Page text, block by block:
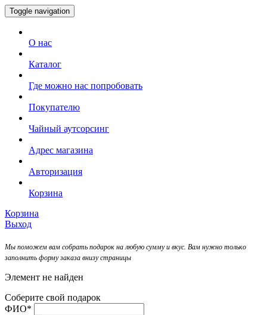
Toggle navigation
О нас
Каталог
Где можно нас попробовать
Покупателю
Чайный аутсорсинг
Адрес магазина
Авторизация
Корзина
Корзина
Выход
Мы поможем вам собрать подарок на любую сумму и вкус. Вам нужно только
заполнить форму заказа внизу страницы
Элемент не найден
Соберите свой подарок
ФИО*